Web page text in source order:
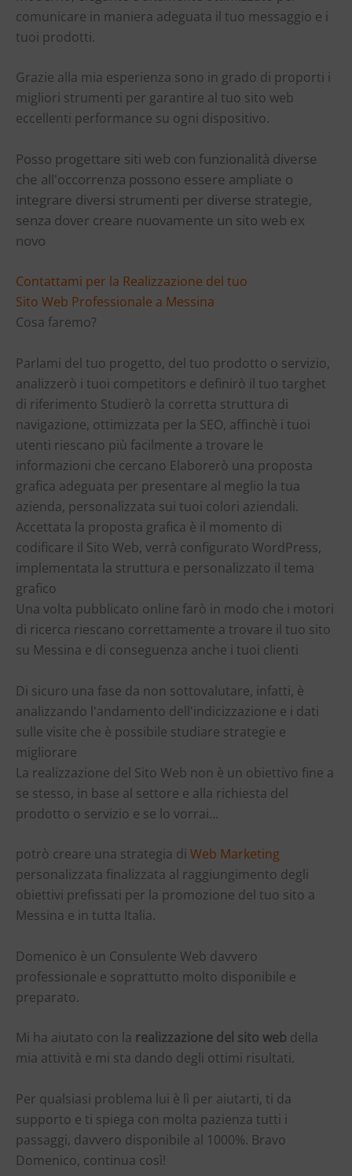
comunicare in maniera adeguata il tuo messaggio e i
tuoi prodotti.
Grazie alla mia esperienza sono in grado di proporti i
migliori strumenti per garantire al tuo sito web
eccellenti performance su ogni dispositivo.
Posso progettare siti web con funzionalità diverse
che all'occorrenza possono essere ampliate o
integrare diversi strumenti per diverse strategie,
senza dover creare nuovamente un sito web ex
novo
Contattami per la Realizzazione del tuo
Sito Web Professionale a Messina
Cosa faremo?
Parlami del tuo progetto, del tuo prodotto o servizio,
analizzerò i tuoi competitors e definirò il tuo targhet
di riferimento Studierò la corretta struttura di
navigazione, ottimizzata per la SEO, affinchè i tuoi
utenti riescano più facilmente a trovare le
informazioni che cercano Elaborerò una proposta
grafica adeguata per presentare al meglio la tua
azienda, personalizzata sui tuoi colori aziendali.
Accettata la proposta grafica è il momento di
codificare il Sito Web, verrà configurato WordPress,
implementata la struttura e personalizzato il tema
grafico
Una volta pubblicato online farò in modo che i motori
di ricerca riescano correttamente a trovare il tuo sito
su Messina e di conseguenza anche i tuoi clienti
Di sicuro una fase da non sottovalutare, infatti, è
analizzando l'andamento dell'indicizzazione e i dati
sulle visite che è possibile studiare strategie e
migliorare
La realizzazione del Sito Web non è un obiettivo fine a
se stesso, in base al settore e alla richiesta del
prodotto o servizio e se lo vorrai…
potrò creare una strategia di Web Marketing
personalizzata finalizzata al raggiungimento degli
obiettivi prefissati per la promozione del tuo sito a
Messina e in tutta Italia.
Domenico è un Consulente Web davvero
professionale e soprattutto molto disponibile e
preparato.
Mi ha aiutato con la realizzazione del sito web della
mia attività e mi sta dando degli ottimi risultati.
Per qualsiasi problema lui è lì per aiutarti, ti da
supporto e ti spiega con molta pazienza tutti i
passaggi, davvero disponibile al 1000%. Bravo
Domenico, continua così!